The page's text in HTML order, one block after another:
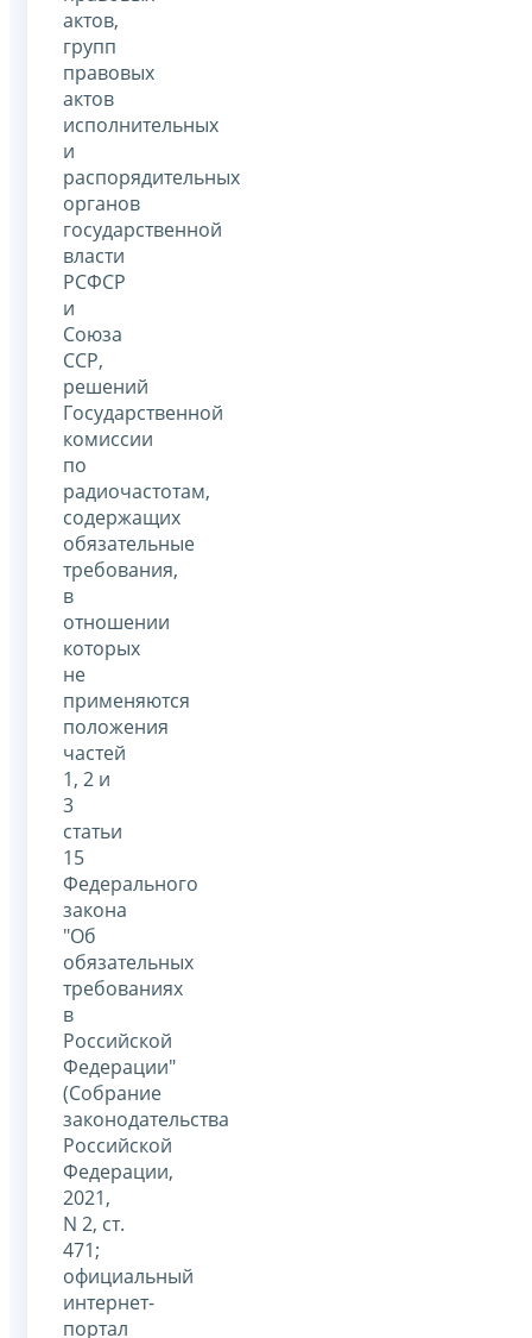
актов,
групп
правовых
актов
исполнительных
и
распорядительных
органов
государственной
власти
РСФСР
и
Союза
ССР,
решений
Государственной
комиссии
по
радиочастотам,
содержащих
обязательные
требования,
в
отношении
которых
не
применяются
положения
частей
1, 2 и
3
статьи
15
Федерального
закона
"Об
обязательных
требованиях
в
Российской
Федерации"
(Собрание
законодательства
Российской
Федерации,
2021,
N 2, ст.
471;
официальный
интернет-
портал